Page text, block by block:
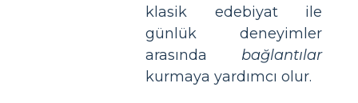
klasik edebiyat ile
günlük deneyimler
arasında bağlantılar
kurmaya yardımcı olur.